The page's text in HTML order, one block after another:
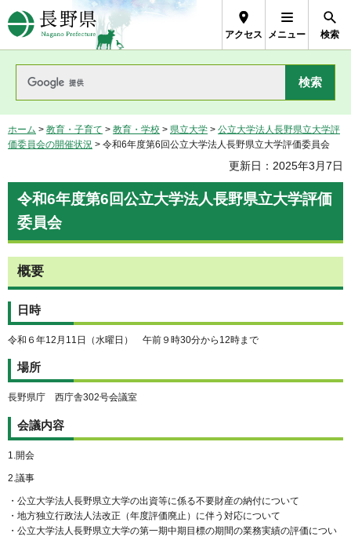
長野県Nagano Prefecture
アクセス メニュー 検索
ホーム > 教育・子育て > 教育・学校 > 県立大学 > 公立大学法人長野県立大学評
価委員会の開催状況 > 令和6年度第6回公立大学法人長野県立大学評価委員会
更新日：2025年3月7日
令和6年度第6回公立大学法人長野県立大学評価
委員会
概要
日時
令和６年12月11日（水曜日） 午前９時30分から12時まで
場所
長野県庁 西庁舎302号会議室
会議内容
1.開会
2.議事
・公立大学法人長野県立大学の出資等に係る不要財産の納付について
・地方独立行政法人法改正（年度評価廃止）に伴う対応について
・公立大学法人長野県立大学の第一期中期目標の期間の業務実績の評価につい